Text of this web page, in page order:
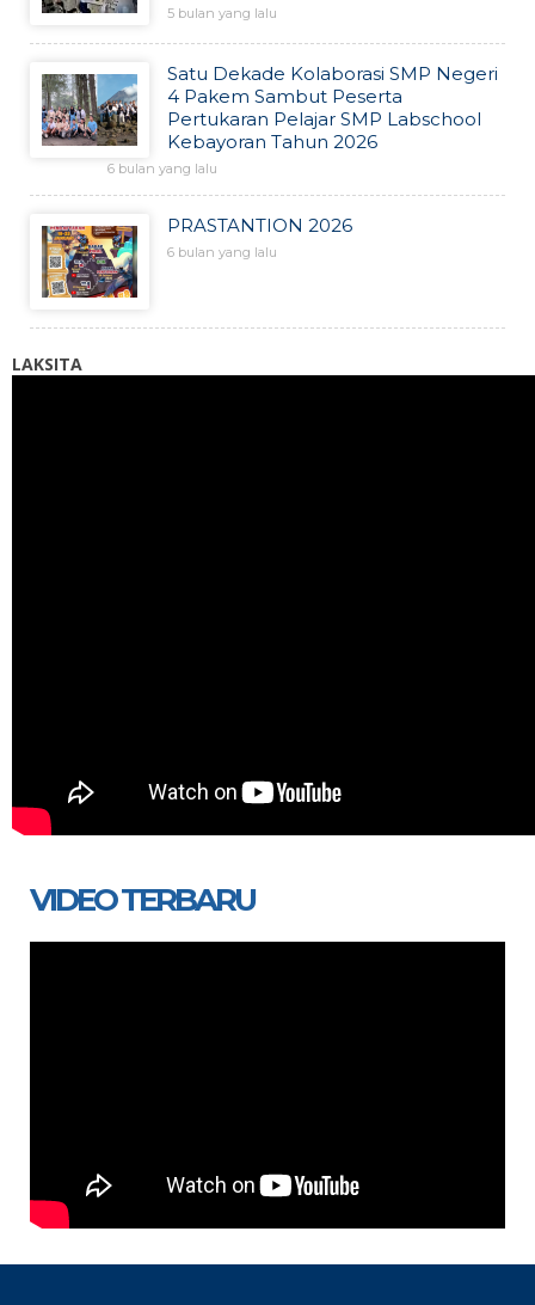
5 bulan yang lalu
Satu Dekade Kolaborasi SMP Negeri
4 Pakem Sambut Peserta
Pertukaran Pelajar SMP Labschool
Kebayoran Tahun 2026
6 bulan yang lalu
PRASTANTION 2026
6 bulan yang lalu
LAKSITA
VIDEO TERBARU